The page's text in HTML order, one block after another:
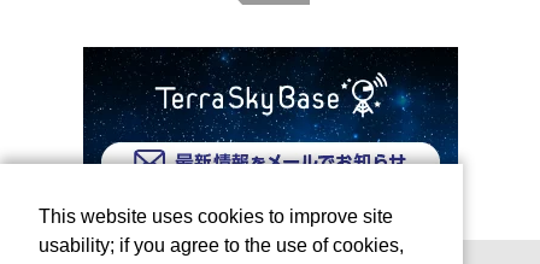
This website uses cookies to improve site
usability; if you agree to the use of cookies,